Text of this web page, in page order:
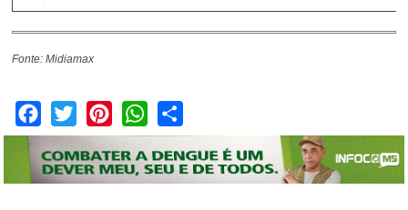
Fonte: Midiamax
Facebook
Twitter PinterestWhatsApp